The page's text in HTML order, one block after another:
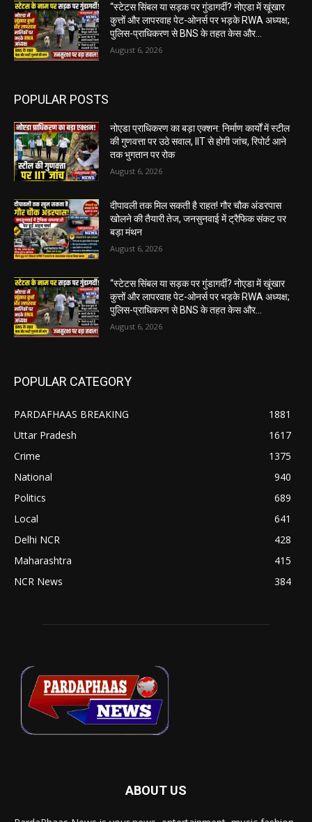
“स्टेटस सिंबल या सड़क पर गुंडागर्दी? नोएडा में खूंखार
कुत्तों और लापरवाह पेट-ओनर्स पर भड़के RWA अध्यक्ष;
पुलिस-प्राधिकरण से BNS के तहत केस और...
August 6, 2026
POPULAR POSTS
नोएडा प्राधिकरण का बड़ा एक्शन: निर्माण कार्यों में स्टील
की गुणवत्ता पर उठे सवाल, IIT से होगी जांच, रिपोर्ट आने
तक भुगतान पर रोक
August 6, 2026
दीपावली तक मिल सकती है राहत! गौर चौक अंडरपास
खोलने की तैयारी तेज, जनसुनवाई में ट्रैफिक संकट पर
बड़ा मंथन
August 6, 2026
“स्टेटस सिंबल या सड़क पर गुंडागर्दी? नोएडा में खूंखार
कुत्तों और लापरवाह पेट-ओनर्स पर भड़के RWA अध्यक्ष;
पुलिस-प्राधिकरण से BNS के तहत केस और...
August 6, 2026
POPULAR CATEGORY
PARDAFHAAS BREAKING
1881
Uttar Pradesh
1617
Crime
1375
National
940
Politics
689
Local
641
Delhi NCR
428
Maharashtra
415
NCR News
384
ABOUT US